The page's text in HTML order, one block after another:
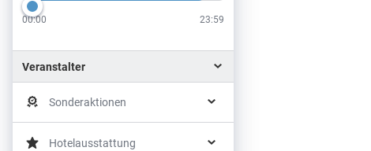
00:00 23:59
Veranstalter
Sonderaktionen
Hotelausstattung